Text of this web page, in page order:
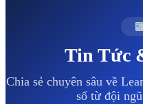
Tin Tức
Chia sẻ chuyên sâu về
số từ đội